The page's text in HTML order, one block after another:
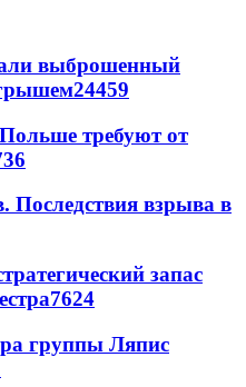
выброшенный
24459
требуют от
Последствия взрыва в
запас
7624
группы Ляпис